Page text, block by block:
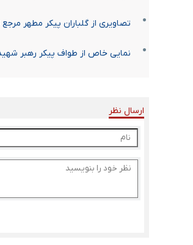
تصاویری از گلباران پیکر مطهر
نمایی خاص از طواف پیکر رهبر
ارسال نظر